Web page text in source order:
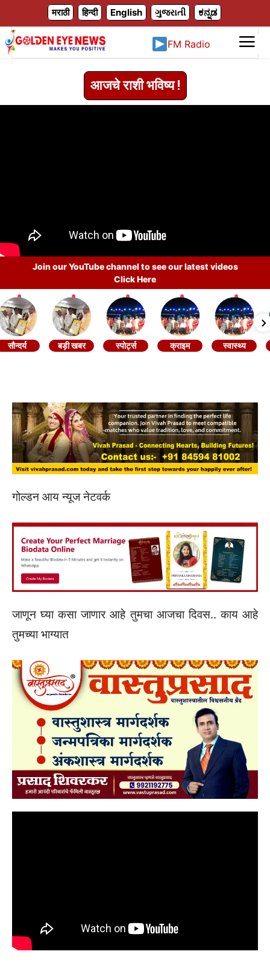
मराठी हिन्दी English ગુજરાતી ಕನ್ನಡ
FM Radio
आजचे राशी भविष्य !
Join our YouTube channel to see our latest videos
Click Here
सौन्दर्य बड़ी खबर स्पोर्ट्स क्राइम स्वास्थ्य
गोल्डन आय न्यूज नेटवर्क
जाणून घ्या कसा जाणार आहे तुमचा आजचा दिवस.. काय आहे
तुमच्या भाग्यात